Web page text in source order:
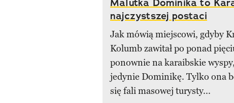
Malutka Dominika to
najczystszej postaci
Jak mówią miejscowi, gdyby
Kolumb zawitał po ponad
ponownie na karaibskie
jedynie Dominikę. Tylko ona
się fali masowej turysty...